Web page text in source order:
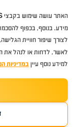
תקנוןBUY BACK
סיטרואןאופלפיג'ו MGמזדה
לקסוסאאודיסקודהיונדאי
כל
האתר עושה שימוש בקבצי
מידע. בנוסף, בכפוף
לצורך שיפור חוויית
לאשר, לדחות או לנהל את
למידע נוסף עיין במדיניות